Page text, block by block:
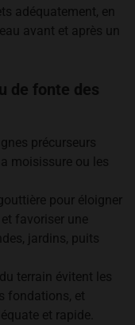
adéquatement, en
avant et après un
de fonte des
précurseurs
moisissure ou les
pour éloigner
favoriser une
jardins, puits
terrain évitent les
fondations, et
et rapide.